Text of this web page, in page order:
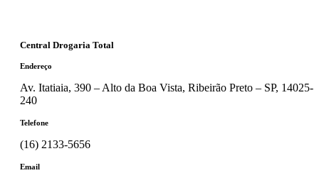
Central Drogaria Total
Endereço
Av. Itatiaia, 390 – Alto da Boa Vista, Ribeirão Preto – SP, 14025-
240
Telefone
(16) 2133-5656
Email